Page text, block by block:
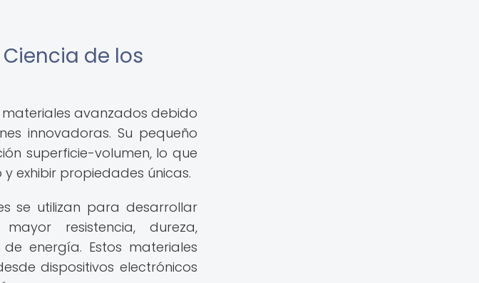
de los
avanzados debido
innovadoras. Su pequeño
superficie-volumen, lo que
exhibir propiedades únicas.
se utilizan para desarrollar
resistencia, dureza,
energía. Estos materiales
dispositivos electrónicos